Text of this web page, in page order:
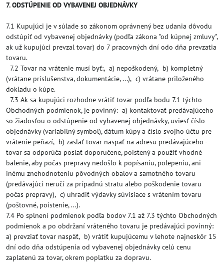
7. ODSTÚPENIE OD VYBAVENEJ OBJEDNÁVKY
7.1 Kupujúci je v súlade so zákonom oprávnený bez udania dôvodu
odstúpiť od vybavenej objednávky (podľa zákona "od kúpnej zmluvy",
ak už kupujúci prevzal tovar) do 7 pracovných dní odo dňa prevzatia
tovaru.
7.2 Tovar na vrátenie musí byť:, a) nepoškodený, b) kompletný
(vrátane príslušenstva, dokumentácie, ...), c) vrátane priloženého
dokladu o kúpe.
7.3 Ak sa kupujúci rozhodne vrátiť tovar podľa bodu 7.1 týchto
Obchodných podmienok, je povinný: a) kontaktovať predávajúceho
so žiadosťou o odstúpenie od vybavenej objednávky, uviesť číslo
objednávky (variabilný symbol), dátum kúpy a číslo svojho účtu pre
vrátenie peňazí, b) zaslať tovar naspäť na adresu predávajúceho -
tovar sa odporúča poslať doporučene, poistený a použiť vhodné
balenie, aby počas prepravy nedošlo k popísaniu, polepeniu, ani
inému znehodnoteniu pôvodných obalov a samotného tovaru
(predávajúci neručí za prípadnú stratu alebo poškodenie tovaru
počas prepravy), c) uhradiť výdavky súvisiace s vrátením tovaru
(poštovné, poistenie, ...).
7.4 Po splnení podmienok podľa bodov 7.1 až 7.3 týchto Obchodných
podmienok a po obdržaní vráteného tovaru je predávajúci povinný:
a) prevziať tovar naspäť, b) vrátiť kupujúcemu v lehote najneskôr 15
dní odo dňa odstúpenia od vybavenej objednávky celú cenu
zaplatenú za tovar, okrem poplatku za dopravu.